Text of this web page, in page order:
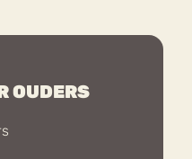
OUDERS